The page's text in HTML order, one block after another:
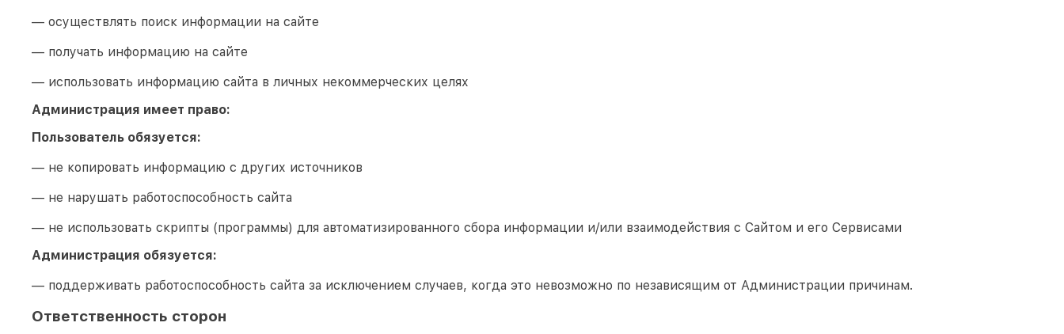
— осуществлять поиск информации на сайте
— получать информацию на сайте
— использовать информацию сайта в личных некоммерческих целях
Администрация имеет право:
Пользователь обязуется:
— не копировать информацию с других источников
— не нарушать работоспособность сайта
— не использовать скрипты (программы) для автоматизированного сбора информации и/или взаимодействия с Сайтом и его Сервисами
Администрация обязуется:
— поддерживать работоспособность сайта за исключением случаев, когда это невозможно по независящим от Администрации причинам.
Ответственность сторон